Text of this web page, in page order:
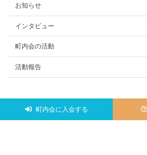
お知らせ
インタビュー
町内会の活動
活動報告
町内会に入会する